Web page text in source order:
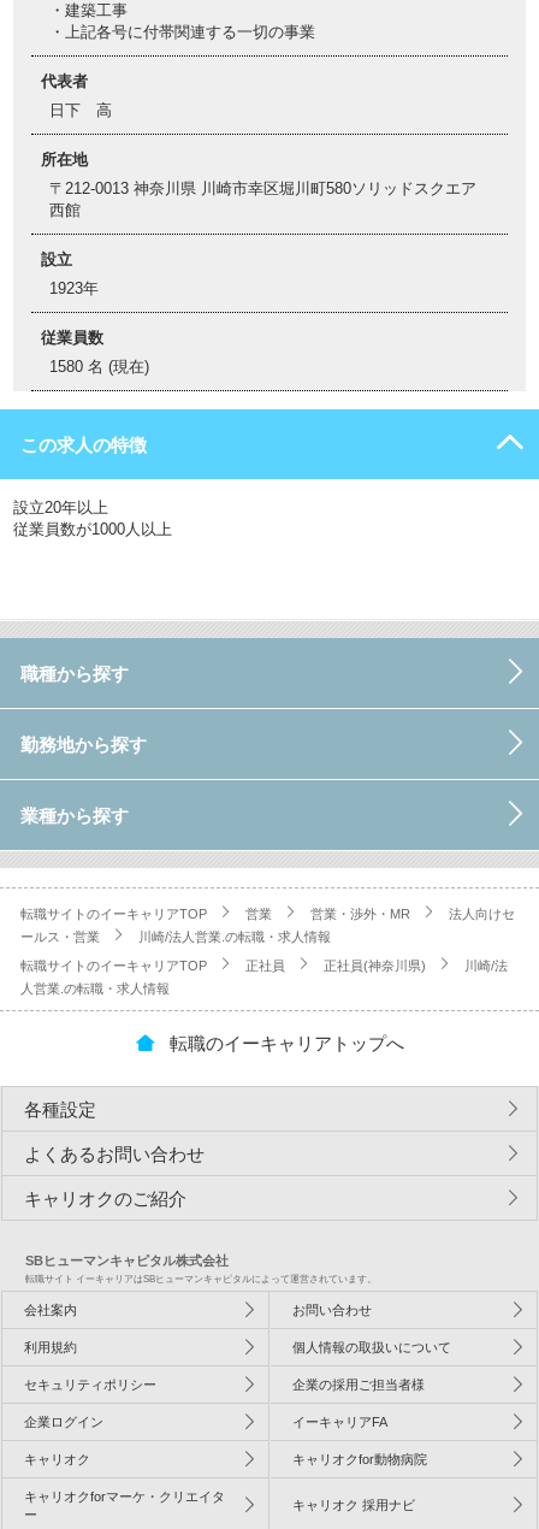
・建築工事
・上記各号に付帯関連する一切の事業
代表者
日下 高
所在地
〒212-0013 神奈川県 川崎市幸区堀川町580ソリッドスクエア
西館
設立
1923年
従業員数
1580 名 (現在)
この求人の特徴
設立20年以上
従業員数が1000人以上
職種から探す
勤務地から探す
業種から探す
転職サイトのイーキャリアTOP 営業 営業・渉外・MR
法人向けセ
ールス・営業
川崎/法人営業.の転職・求人情報
転職サイトのイーキャリアTOP 正社員 正社員(神奈川県)
川崎/法
人営業.の転職・求人情報
転職のイーキャリアトップへ
各種設定
よくあるお問い合わせ
キャリオクのご紹介
SBヒューマンキャピタル株式会社
転職サイト イーキャリアはSBヒューマンキャピタルによって運営されています。
会社案内 お問い合わせ
利用規約 個人情報の取扱いについて
セキュリティポリシー 企業の採用ご担当者様
企業ログイン イーキャリアFA
キャリオク キャリオクfor動物病院
キャリオクforマーケ・クリエイタ
ー
キャリオク 採用ナビ